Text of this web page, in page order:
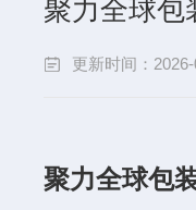
聚力全球包
更新时间：
聚力全球包